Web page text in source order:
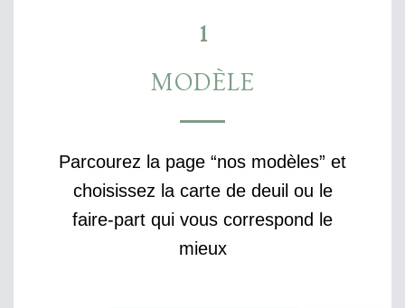
1
MODÈLE
Parcourez la page “nos modèles” et
choisissez la carte de deuil ou le
faire-part qui vous correspond le
mieux